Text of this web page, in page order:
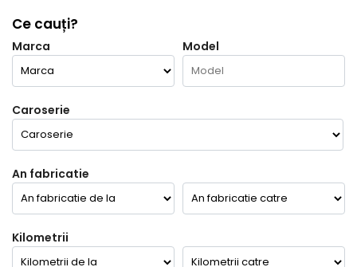
Ce cauți?
Marca Model
Caroserie
An fabricatie
Kilometrii